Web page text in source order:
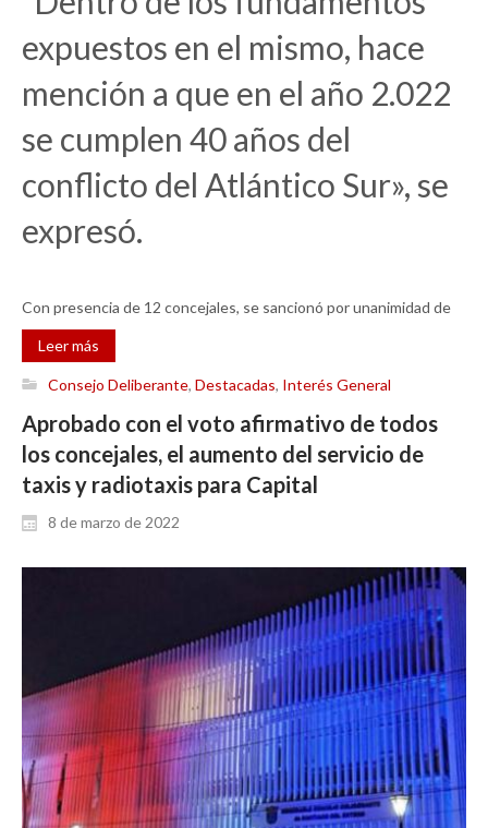
expuestos en el mismo, hace
mención a que en el año 2.022
se cumplen 40 años del
conflicto del Atlántico Sur», se
expresó.
Con presencia de 12 concejales, se sancionó por unanimidad de
Leer más
Consejo Deliberante, Destacadas, Interés General
Aprobado con el voto afirmativo de todos
los concejales, el aumento del servicio de
taxis y radiotaxis para Capital
8 de marzo de 2022